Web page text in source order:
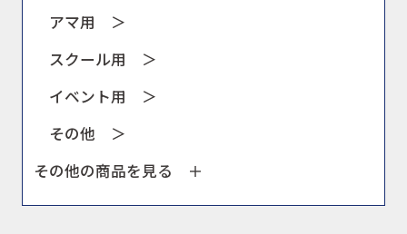
アマ用 ＞
スクール用 ＞
イベント用 ＞
その他 ＞
その他の商品を見る